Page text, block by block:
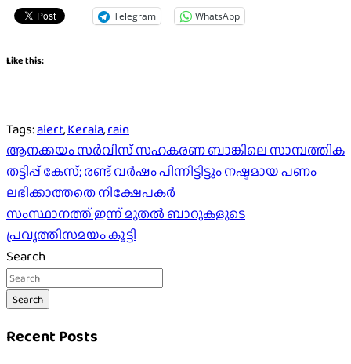
Telegram WhatsApp
Like this:
Tags:alert,Kerala,rain
Post
navigation
ആനക്കയം സർവിസ് സഹകരണ ബാങ്കിലെ സാമ്പത്തിക
തട്ടിപ്പ് കേസ്; രണ്ട് വർഷം പിന്നിട്ടിട്ടും നഷ്ടമായ പണം
ലഭിക്കാത്തതെ നിക്ഷേപകർ
സംസ്ഥാനത്ത് ഇന്ന് മുതൽ ബാറുകളുടെ
പ്രവൃത്തിസമയം കൂട്ടി
Search
Search
Recent Posts